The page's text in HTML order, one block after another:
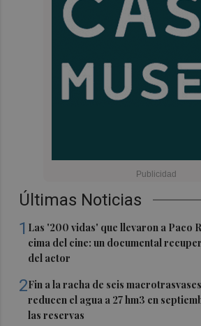
Últimas Noticias
1 Las '200 vidas' que llevaron a Paco
cima del cine: un documental
del actor
2Fin a la racha de seis
reducen el agua a 27 hm3 en
las reservas